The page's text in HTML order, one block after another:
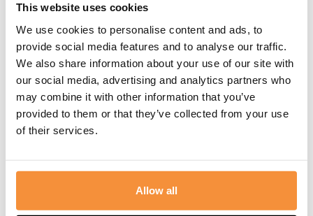
This website uses cookies
We use cookies to personalise content and ads, to
provide social media features and to analyse our traffic.
We also share information about your use of our site with
our social media, advertising and analytics partners who
may combine it with other information that you’ve
provided to them or that they’ve collected from your use
of their services.
Allow all
De volgende generatie stapt in
Soms zie je haar ineens voorbijlopen tijdens een
uitvaart. Met een camera...
12 mei, 2026
Nieuws